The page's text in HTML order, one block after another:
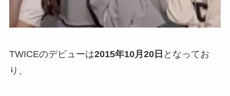
TWICEのデビューは2015年10月20日 となってお
り、